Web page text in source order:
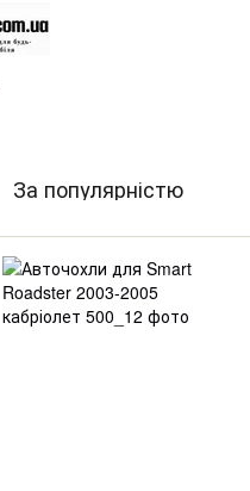
За популярністю